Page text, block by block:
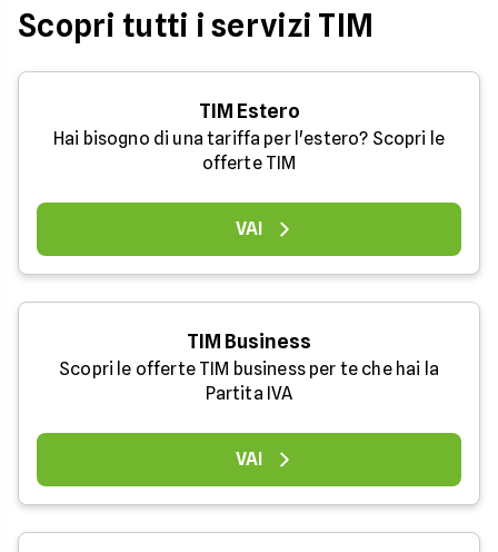
Scopri tutti i servizi TIM
TIM Estero
Hai bisogno di una tariffa per l'estero? Scopri le
offerte TIM
VAI
TIM Business
Scopri le offerte TIM business per te che hai la
Partita IVA
VAI